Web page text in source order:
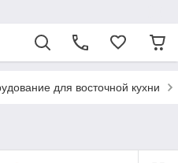
для восточной кухни